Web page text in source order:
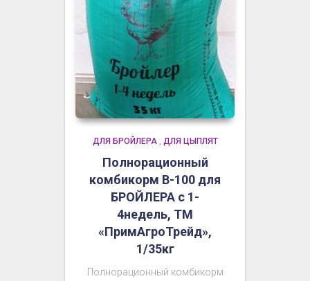
ДЛЯ БРОЙЛЕРА, ДЛЯ ЦЫПЛЯТ
Полнорационный
комбикорм В-100 для
БРОЙЛЕРА с 1-
4недель, ТМ
«ПримАгроТрейд»,
1/35кг
Полнорационный комбикорм